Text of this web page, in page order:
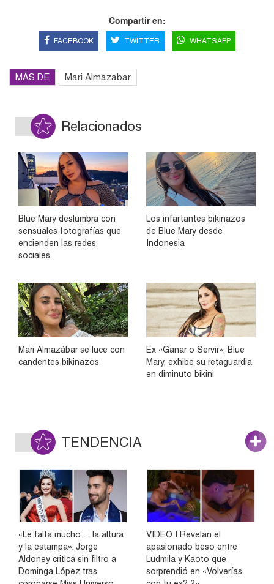
Compartir en:
FACEBOOK TWITTER WHATSAPP
MÁS DE Mari Almazabar
Relacionados
Blue Mary deslumbra con
sensuales fotografías que
encienden las redes
sociales
Los infartantes bikinazos
de Blue Mary desde
Indonesia
Mari Almazábar se luce con
candentes bikinazos
Ex «Ganar o Servir», Blue
Mary, exhibe su retaguardia
en diminuto bikini
TENDENCIA
«Le falta mucho… la altura
y la estampa»: Jorge
Aldoney critica sin filtro a
Dominga López tras
VIDEO | Revelan el
apasionado beso entre
Ludmila y Kaoto que
sorprendió en «Volverías